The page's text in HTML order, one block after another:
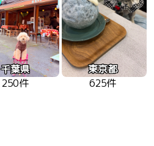
千葉県
250件
東京都
625件